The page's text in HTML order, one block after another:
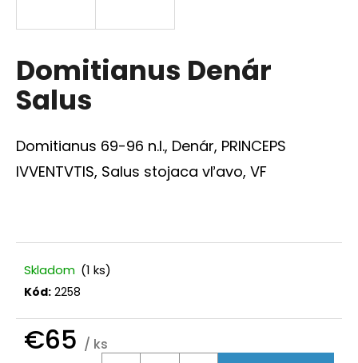
Domitianus Denár
Salus
Domitianus 69-96 n.l., Denár, PRINCEPS
IVVENTVTIS, Salus stojaca vľavo, VF
Skladom (1 ks)
Kód: 2258
€65 / ks
s
ť
?
O
d
p
o
ú